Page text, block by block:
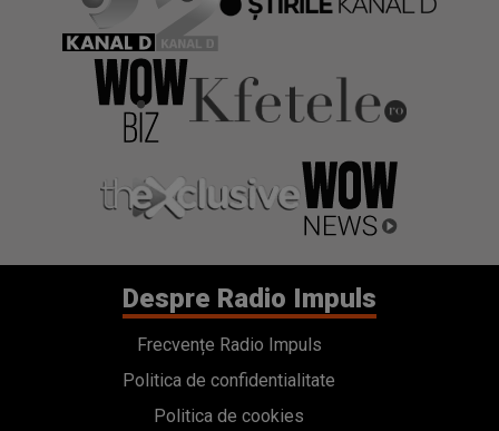
Despre Radio Impuls
Frecvențe Radio Impuls
Politica de confidentialitate
Politica de cookies